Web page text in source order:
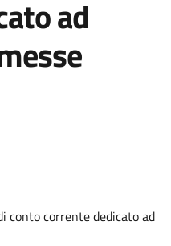
ad
conto corrente dedicato ad